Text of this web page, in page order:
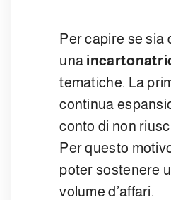
Per capire se
una
tematiche. La
continua
conto di non
Per questo
poter sostenere
volume d’affari.